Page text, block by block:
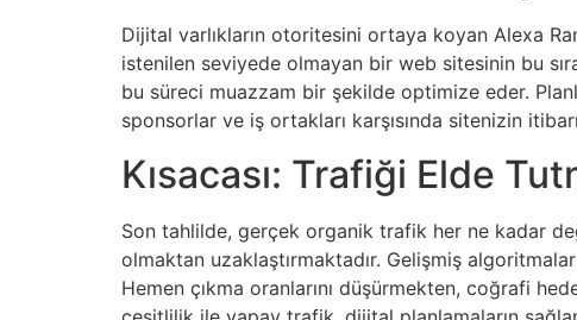
Dijital varlıkların otoritesini ortaya koyan Alexa
istenilen seviyede olmayan bir web sitesinin bu
bu süreci muazzam bir şekilde optimize eder.
sponsorlar ve iş ortakları karşısında sitenizin
Kısacası: Trafiği Elde
Son tahlilde, gerçek organik trafik her ne kadar
olmaktan uzaklaştırmaktadır. Gelişmiş
Hemen çıkma oranlarını düşürmekten, coğrafi